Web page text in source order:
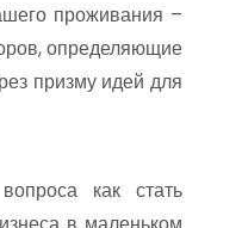
проживания –
определяющие
призму идей для
как стать